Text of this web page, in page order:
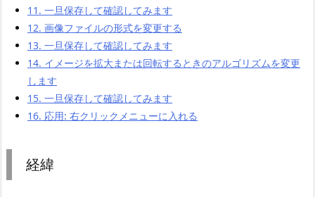
11. 一旦保存して確認してみます
12. 画像ファイルの形式を変更する
13. 一旦保存して確認してみます
14. イメージを拡大または回転するときのアルゴリズムを変更
します
15. 一旦保存して確認してみます
16. 応用: 右クリックメニューに入れる
経緯